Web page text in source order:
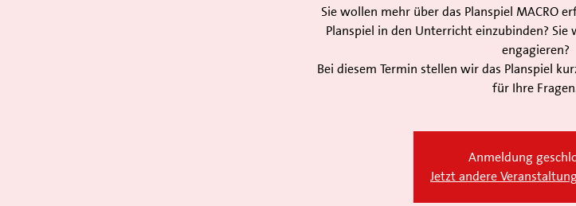
Sie wollen mehr über das Planspiel MACRO
Planspiel in den Unterricht einzubinden? Sie
engagieren?
Bei diesem Termin stellen wir das Planspiel
für Ihre
Anmeldung
Jetzt andere